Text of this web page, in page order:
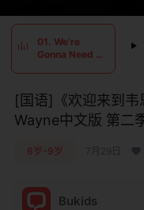
01. We're
Gonna Need A
[国语]《欢迎来到
Wayne中文版 第二
6岁-9岁 7月29日
Bukids